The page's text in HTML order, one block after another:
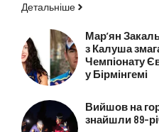
Детальніше
Марʼян
з Калуша
Чемпіонату
у Бірмінгемі
Вийшов на
знайшли 89-